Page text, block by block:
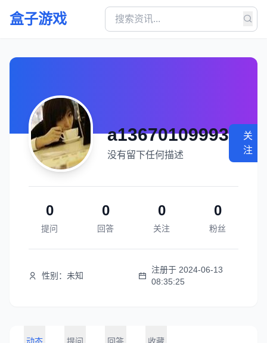
盒子游戏
a13670109993
没有留下任何描述
关
注
0
提问
0
回答
0
关注
0
粉丝
性别：未知
注册于 2024-06-13
08:35:25